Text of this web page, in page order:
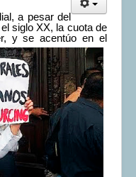
presentación de la
a pesar del
siglo XX, la cuota de
y seacentúo en el